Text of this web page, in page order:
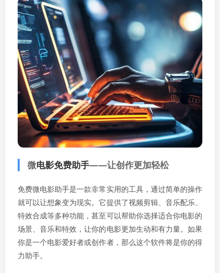
微电影免费助手——让创作更加轻松
免费微电影助手是一款非常实用的工具，通过简单的操作
就可以让想象变为现实。它提供了视频剪辑、音乐配乐、
特效合成等多种功能，甚至可以帮助你选择适合你电影的
场景、音乐和特效，让你的电影更加生动和有力量。如果
你是一个电影爱好者或创作者，那么这个软件将是你的得
力助手。